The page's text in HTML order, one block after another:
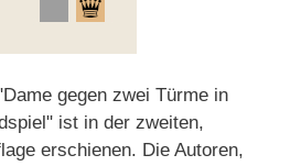
gegen zwei Türme in
ist in der zweiten,
erschienen. Die Autoren,